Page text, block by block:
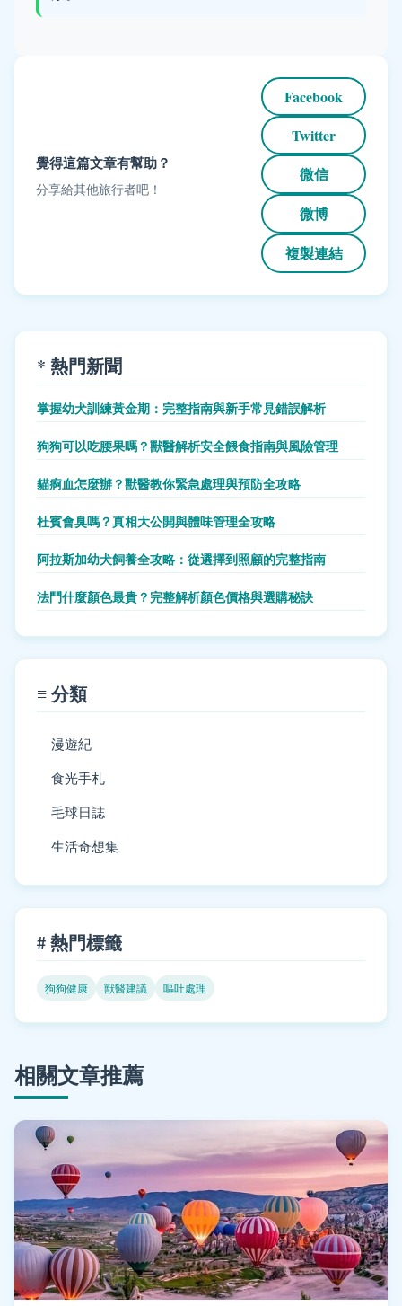
覺得這篇文章有幫助？
分享給其他旅行者吧！
Facebook
Twitter
微信
微博
複製連結
* 熱門新聞
掌握幼犬訓練黃金期：完整指南與新手常見錯誤解析
狗狗可以吃腰果嗎？獸醫解析安全餵食指南與風險管理
貓痾血怎麼辦？獸醫教你緊急處理與預防全攻略
杜賓會臭嗎？真相大公開與體味管理全攻略
阿拉斯加幼犬飼養全攻略：從選擇到照顧的完整指南
法鬥什麼顏色最貴？完整解析顏色價格與選購秘訣
≡ 分類
漫遊紀
食光手札
毛球日誌
生活奇想集
# 熱門標籤
狗狗健康 獸醫建議 嘔吐處理
相關文章推薦